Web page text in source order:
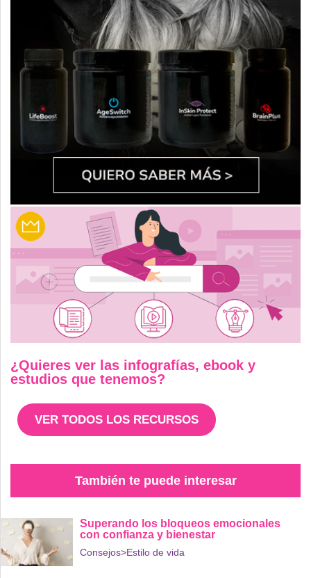
¿Quieres ver las infografías, ebook y
estudios que tenemos?
VER TODOS LOS RECURSOS
También te puede interesar
Superando los bloqueos emocionales
con confianza y bienestar
Consejos>Estilo de vida